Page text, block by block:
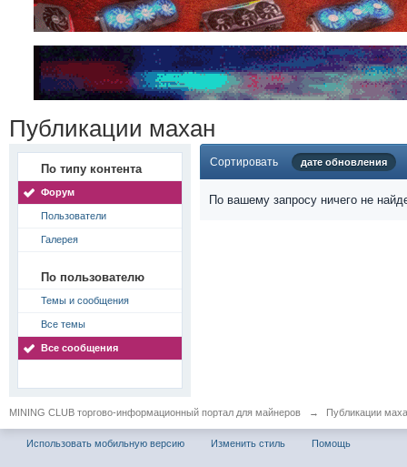
Публикации махан
По типу контента
Форум
Пользователи
Галерея
По пользователю
Темы и сообщения
Все темы
Все сообщения
Сортировать дате обновления
По вашему запросу ничего не
MINING CLUB торгово-информационный портал для майнеров → Публикации
Использовать мобильную версию Изменить стиль Помощь